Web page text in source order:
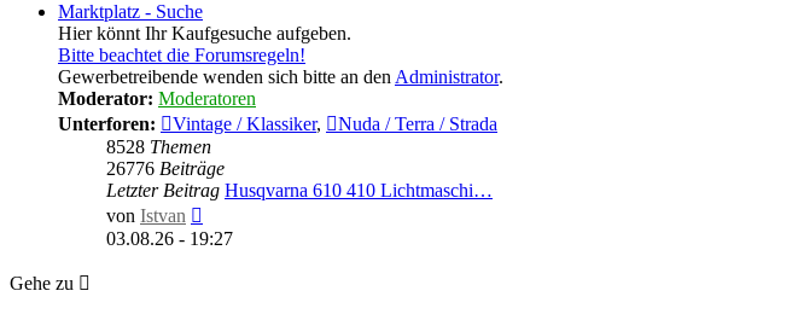
Marktplatz - Suche
Hier könnt Ihr Kaufgesuche aufgeben.
Bitte beachtet die Forumsregeln!
Gewerbetreibende wenden sich bitte an den Administrator.
Moderator: Moderatoren
Unterforen:
Vintage / Klassiker,
Nuda / Terra / Strada
8528 Themen
26776 Beiträge
Letzter Beitrag Husqvarna 610 410 Lichtmaschi…
von Istvan
Beitrag
03.08.26 - 19:27
Gehe zu